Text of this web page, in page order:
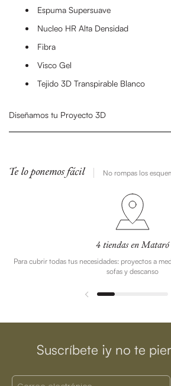
Espuma Supersuave
Nucleo HR Alta Densidad
Fibra
Visco Gel
Tejido 3D Transpirable Blanco
Diseñamos tu Proyecto 3D
Te lo ponemos fácil No rompas los
4 tiendas en Mataró
Para cubrir todas tus necesidades: proyectos a
sofas y descanso
Suscríbete ¡y no te